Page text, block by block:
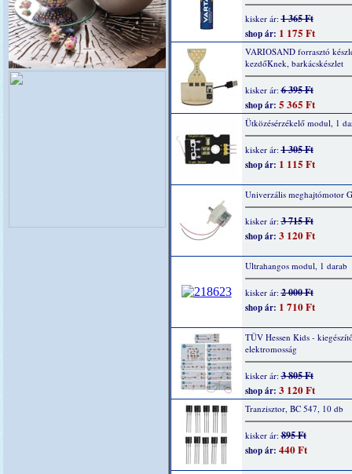
kisker ár:1 365 Ft
shop ár: 1 175 Ft
VARIOSAND forrasztó
kezdőKnek, barkácskészlet
kisker ár:6 395 Ft
shop ár: 5 365 Ft
Ütközésérzékelő modul, 1
kisker ár:1 305 Ft
shop ár: 1 115 Ft
Univerzális meghajtómotor
kisker ár:3 715 Ft
shop ár: 3 120 Ft
Ultrahangos modul, 1 darab
kisker ár:2 000 Ft
shop ár: 1 710 Ft
TÜV Hessen Kids -
elektromosság
kisker ár:3 805 Ft
shop ár: 3 120 Ft
Tranzisztor, BC 547, 10 db
kisker ár:895 Ft
shop ár: 440 Ft